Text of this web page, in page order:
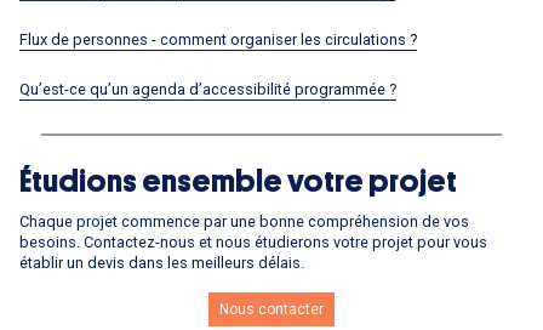
Flux de personnes - comment organiser les circulations ?
Qu’est-ce qu’un agenda d’accessibilité programmée ?
Étudions ensemble votre projet
Chaque projet commence par une bonne compréhension de vos
besoins. Contactez-nous et nous étudierons votre projet pour vous
établir un devis dans les meilleurs délais.
Nous contacter